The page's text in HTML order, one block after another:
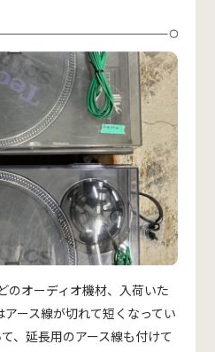
のオーディオ機材、入荷いた
ース線が切れて短くなってい
、延長用のアース線も付けて